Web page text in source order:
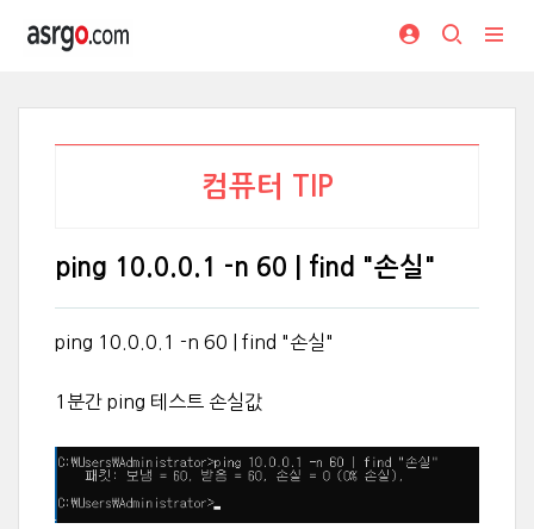
컴퓨터 TIP
ping 10.0.0.1 -n 60 | find "손실"
ping 10.0.0.1 -n 60 | find "손실"
1분간 ping 테스트 손실값